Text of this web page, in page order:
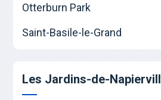
Otterburn Park
Saint-Basile-le-Grand
Les Jardins-de-